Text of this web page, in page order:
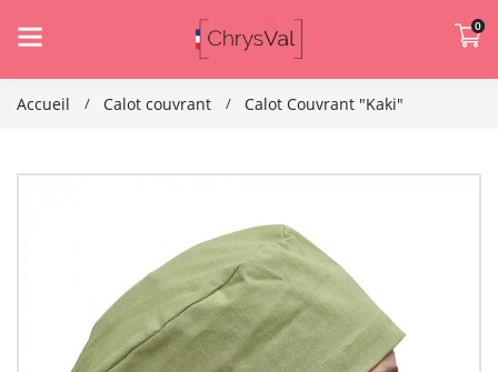
0
Accueil Calot couvrant Calot Couvrant "Kaki"